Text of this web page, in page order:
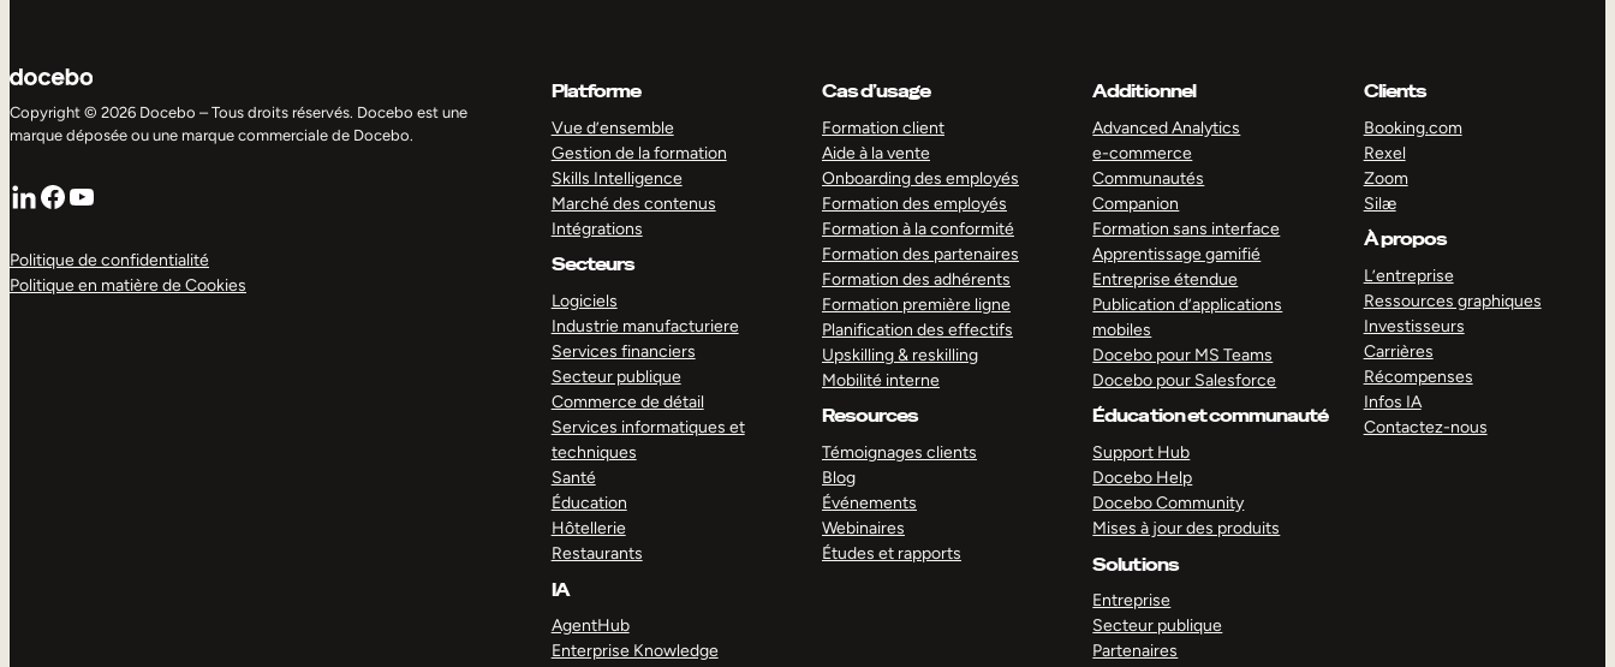
Copyright © 2026 Docebo – Tous droits réservés. Docebo est une
marque déposée ou une marque commerciale de Docebo.
LinkedIn
Facebook
YouTube
Politique de confidentialité
Politique en matière de Cookies
Platforme
Vue d’ensemble
Gestion de la formation
Skills Intelligence
Marché des contenus
Intégrations
Secteurs
Logiciels
Industrie manufacturiere
Services financiers
Secteur publique
Commerce de détail
Services informatiques et
techniques
Santé
Éducation
Hôtellerie
Restaurants
IA
AgentHub
Enterprise Knowledge
Cas d’usage
Formation client
Aide à la vente
Onboarding des employés
Formation des employés
Formation à la conformité
Formation des partenaires
Formation des adhérents
Formation première ligne
Planification des effectifs
Upskilling & reskilling
Mobilité interne
Resources
Témoignages clients
Blog
Événements
Webinaires
Études et rapports
Additionnel
Advanced Analytics
e-commerce
Communautés
Companion
Formation sans interface
Apprentissage gamifié
Entreprise étendue
Publication d’applications
mobiles
Docebo pour MS Teams
Docebo pour Salesforce
Éducation et communauté
Support Hub
Docebo Help
Docebo Community
Mises à jour des produits
Solutions
Entreprise
Secteur publique
Partenaires
Clients
Booking.com
Rexel
Zoom
Silæ
À propos
L’entreprise
Ressources graphiques
Investisseurs
Carrières
Récompenses
Infos IA
Contactez-nous